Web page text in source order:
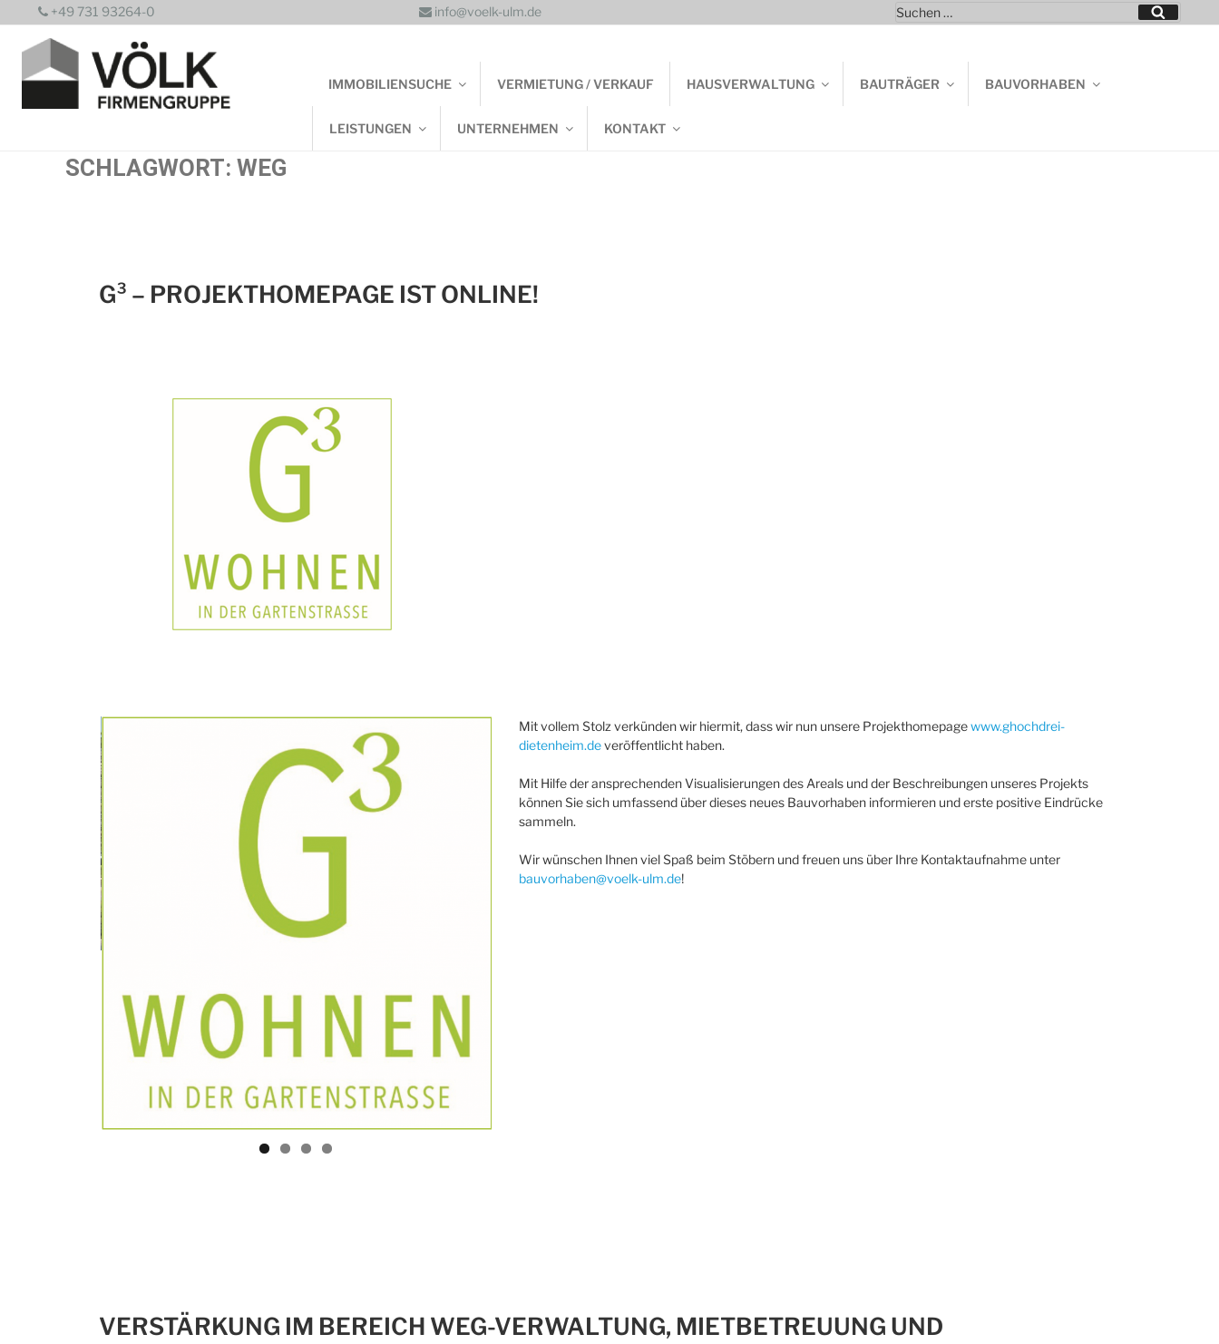
Inhalt
springen
+49 731 93264-0 info@voelk-ulm.de
Suchen
nach:
Suchen
IMMOBILIENSUCHE VERMIETUNG / VERKAUF HAUSVERWALTUNG BAUTRÄGER BAUVORHABEN
LEISTUNGEN UNTERNEHMEN KONTAKT
SCHLAGWORT: WEG
G³ – PROJEKTHOMEPAGE IST ONLINE!
Mit vollem Stolz verkünden wir hiermit, dass wir nun unsere Projekthomepagewww.ghochdrei-
dietenheim.deveröffentlicht haben.
Mit Hilfe der ansprechenden Visualisierungen des Areals und der Beschreibungen unseres Projekts
können Sie sich umfassend über dieses neues Bauvorhaben informieren und erste positive Eindrücke
sammeln.
Wir wünschen Ihnen viel Spaß beim Stöbern und freuen uns über Ihre Kontaktaufnahme unter
bauvorhaben@voelk-ulm.de!
VERSTÄRKUNG IM BEREICH WEG-VERWALTUNG, MIETBETREUUNG UND